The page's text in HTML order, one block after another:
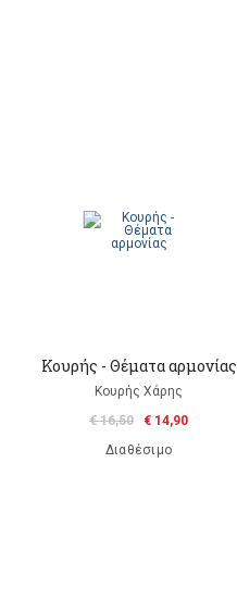
Κουρής - Θέματα αρμονίας
Κουρής Χάρης
€ 16,50
€ 14,90
Διαθέσιμο